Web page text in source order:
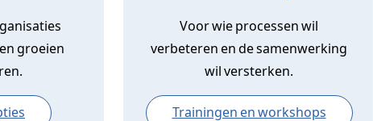
groeien
Voor wie processen wil
verbeteren en de samenwerking
wil versterken.
Trainingen en workshops